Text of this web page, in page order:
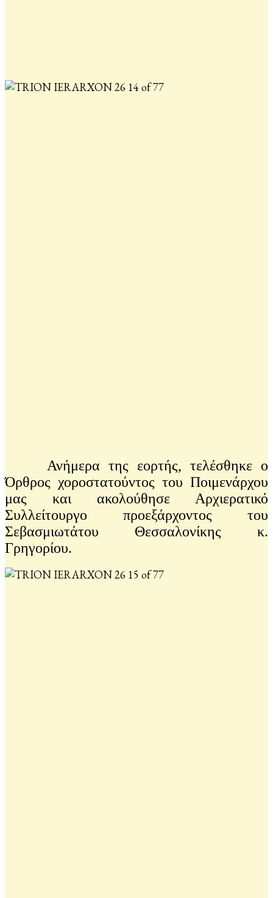
Ανήμερα της εορτής, τελέσθηκε ο
Όρθρος χοροστατούντος του Ποιμενάρχου
μας και ακολούθησε Αρχιερατικό
Συλλείτουργο προεξάρχοντος του
Σεβασμιωτάτου Θεσσαλονίκης κ.
Γρηγορίου.